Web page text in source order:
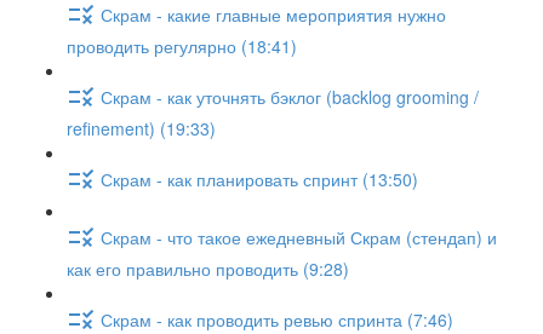
Скрам - какие главные мероприятия нужно
проводить регулярно (18:41)
Скрам - как уточнять бэклог (backlog grooming /
refinement) (19:33)
Скрам - как планировать спринт (13:50)
Скрам - что такое ежедневный Скрам (стендап) и
как его правильно проводить (9:28)
Скрам - как проводить ревью спринта (7:46)